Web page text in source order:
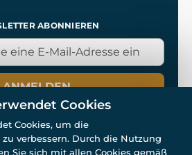
ABONNIEREN
ANMELDEN
Cookies
Cookies, um die
verbessern. Durch die Nutzung
Sie sich mit allen Cookies gemäß